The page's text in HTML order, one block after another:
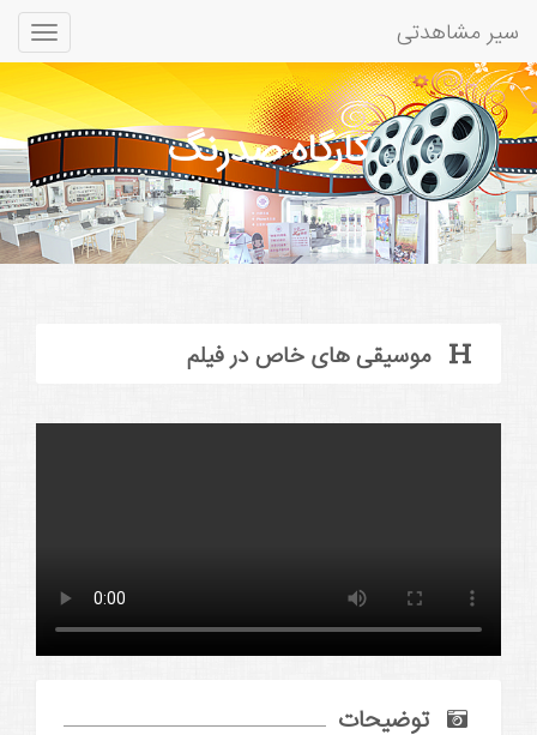
سیر مشاهدتی
کارگاه صدرنگ
موسیقی های خاص در فیلم
توضیحات